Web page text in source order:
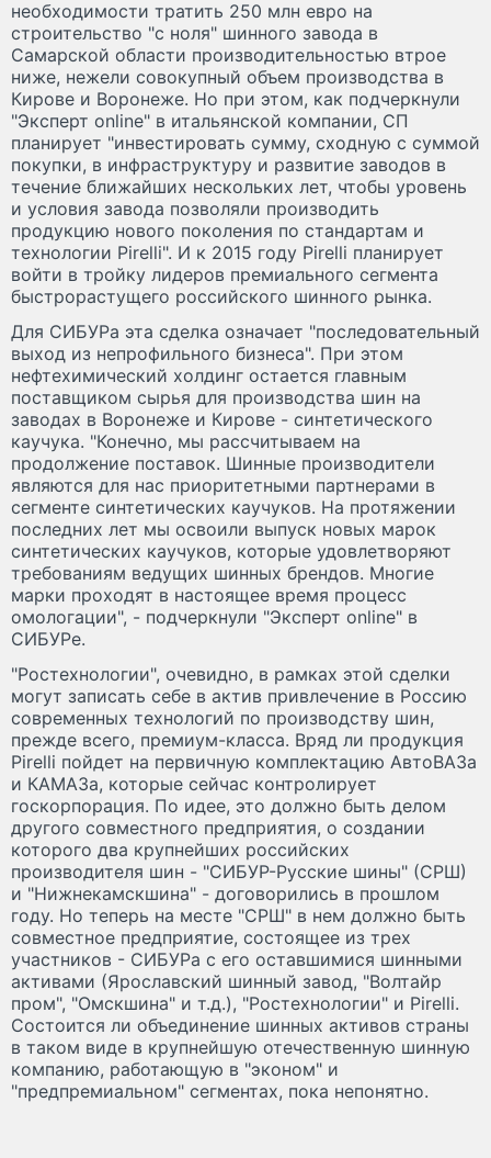
необходимости тратить 250 млн евро на
строительство "с ноля" шинного завода в
Самарской области производительностью втрое
ниже, нежели совокупный объем производства в
Кирове и Воронеже. Но при этом, как подчеркнули
"Эксперт online" в итальянской компании, СП
планирует "инвестировать сумму, сходную с суммой
покупки, в инфраструктуру и развитие заводов в
течение ближайших нескольких лет, чтобы уровень
и условия завода позволяли производить
продукцию нового поколения по стандартам и
технологии Pirelli". И к 2015 году Pirelli планирует
войти в тройку лидеров премиального сегмента
быстрорастущего российского шинного рынка.
Для СИБУРа эта сделка означает "последовательный
выход из непрофильного бизнеса". При этом
нефтехимический холдинг остается главным
поставщиком сырья для производства шин на
заводах в Воронеже и Кирове - синтетического
каучука. "Конечно, мы рассчитываем на
продолжение поставок. Шинные производители
являются для нас приоритетными партнерами в
сегменте синтетических каучуков. На протяжении
последних лет мы освоили выпуск новых марок
синтетических каучуков, которые удовлетворяют
требованиям ведущих шинных брендов. Многие
марки проходят в настоящее время процесс
омологации", - подчеркнули "Эксперт online" в
СИБУРе.
"Ростехнологии", очевидно, в рамках этой сделки
могут записать себе в актив привлечение в Россию
современных технологий по производству шин,
прежде всего, премиум-класса. Вряд ли продукция
Pirelli пойдет на первичную комплектацию АвтоВАЗа
и КАМАЗа, которые сейчас контролирует
госкорпорация. По идее, это должно быть делом
другого совместного предприятия, о создании
которого два крупнейших российских
производителя шин - "СИБУР-Русские шины" (СРШ)
и "Нижнекамскшина" - договорились в прошлом
году. Но теперь на месте "СРШ" в нем должно быть
совместное предприятие, состоящее из трех
участников - СИБУРа с его оставшимися шинными
активами (Ярославский шинный завод, "Волтайр
пром", "Омскшина" и т.д.), "Ростехнологии" и Pirelli.
Состоится ли объединение шинных активов страны
в таком виде в крупнейшую отечественную шинную
компанию, работающую в "эконом" и
"предпремиальном" сегментах, пока непонятно.